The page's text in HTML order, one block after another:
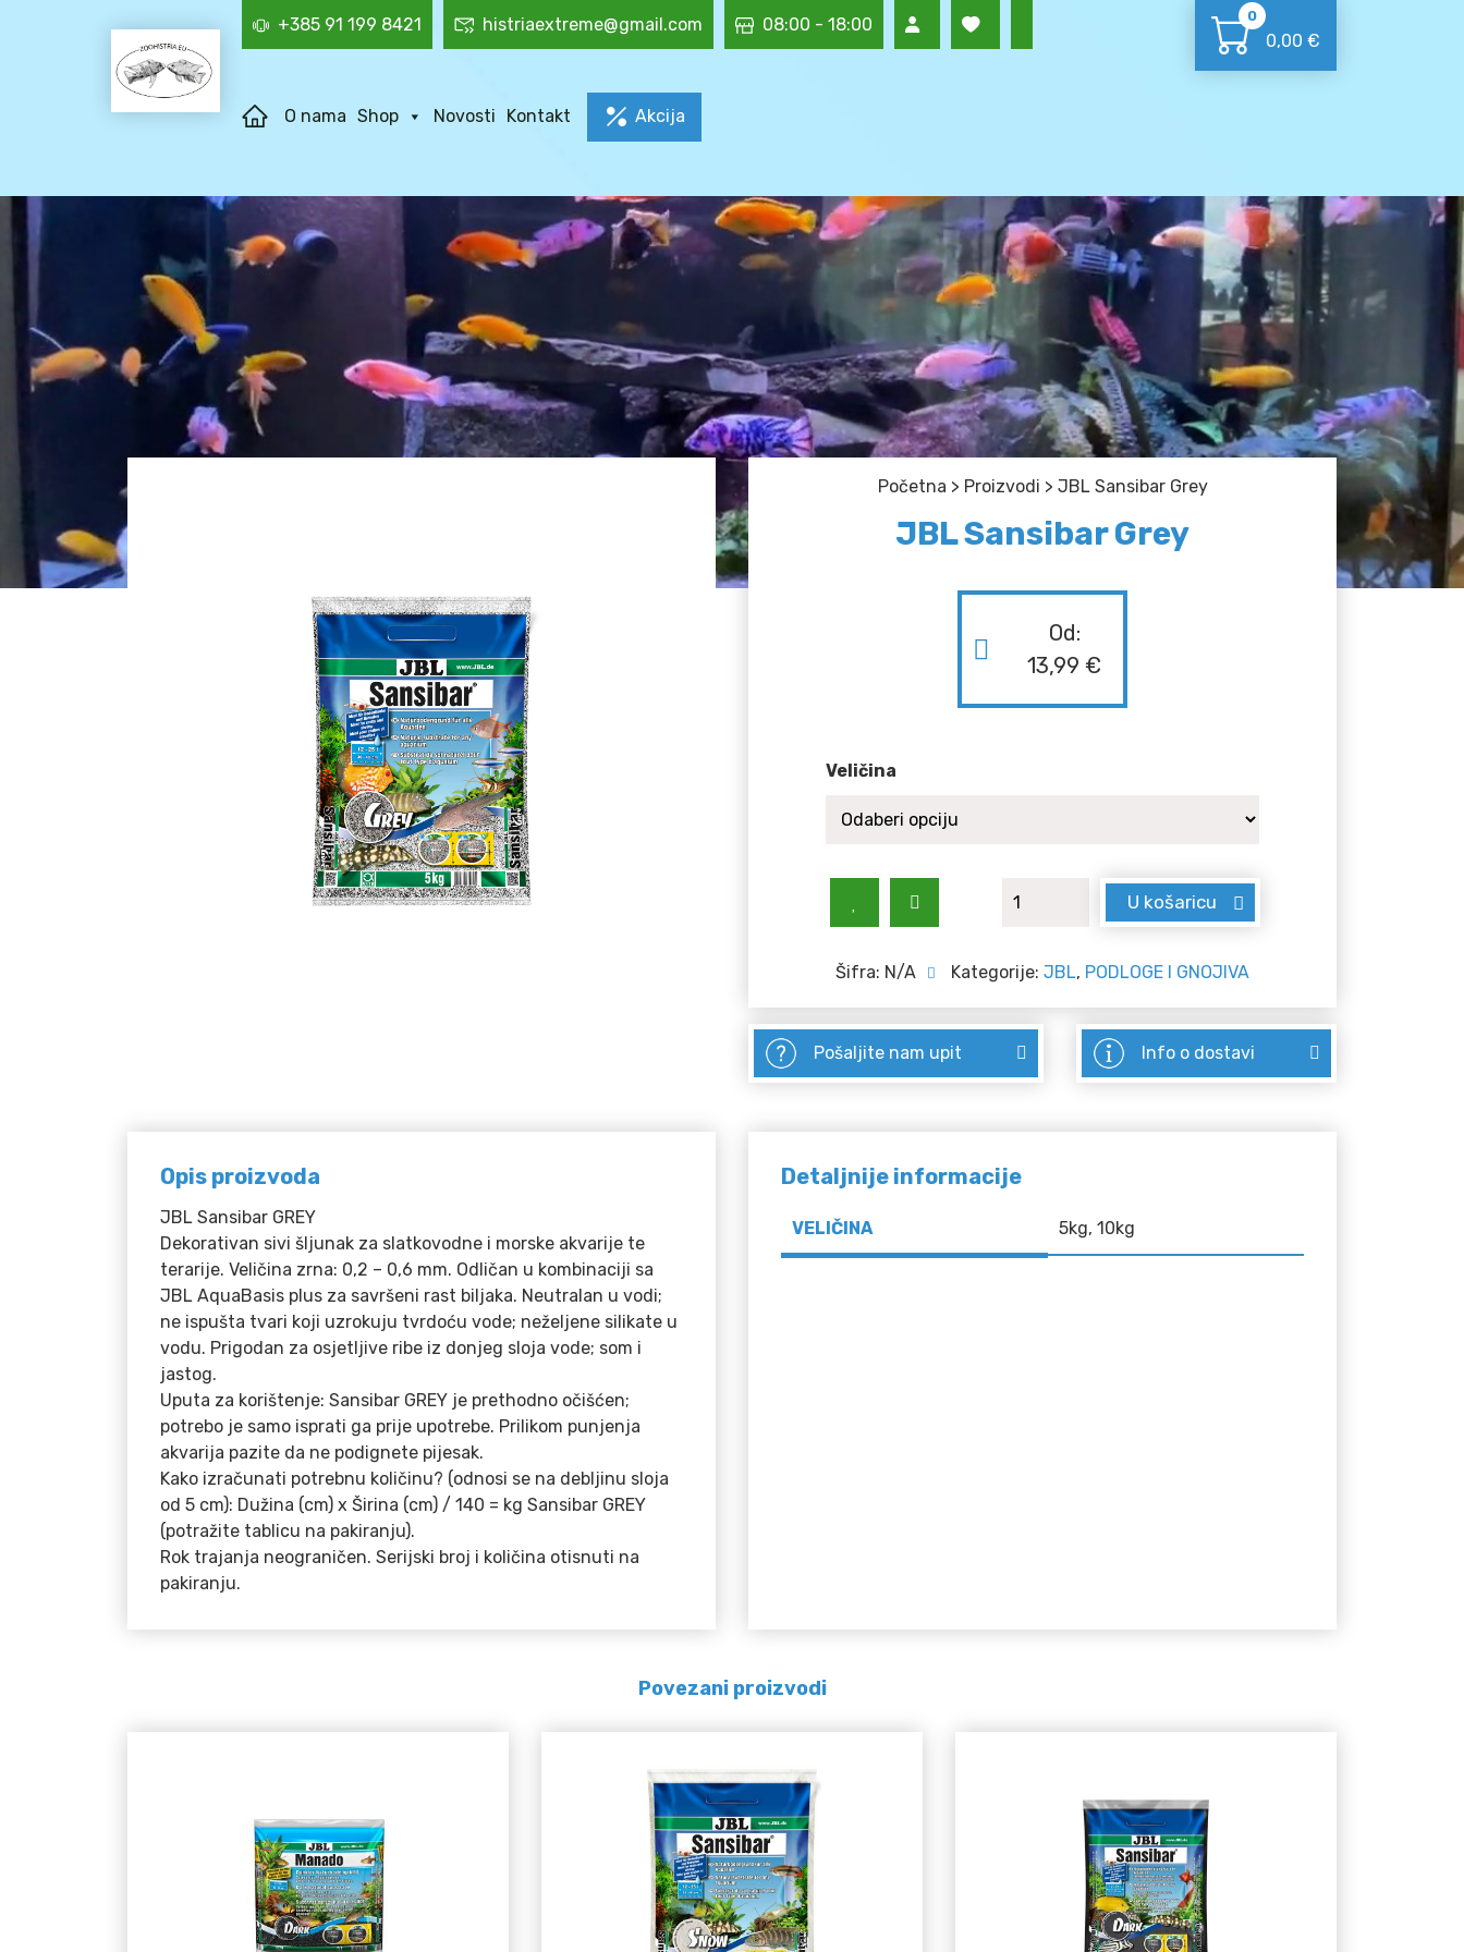
+385 91 199 8421 histriaextreme@gmail.com 08:00 - 18:00 0
0,00 €
O nama Shop Novosti Kontakt Akcija
Početna > Proizvodi > JBL Sansibar Grey
JBL Sansibar Grey
Od:
13,99 €
Veličina
JBL Sansibar Grey količina
U košaricu
Šifra: N/A Kategorije: JBL, PODLOGE I GNOJIVA
Pošaljite nam upit Info o dostavi
Opis proizvoda
JBL Sansibar GREY
Dekorativan sivi šljunak za slatkovodne i morske akvarije te
terarije. Veličina zrna: 0,2 – 0,6 mm. Odličan u kombinaciji sa
JBL AquaBasis plus za savršeni rast biljaka. Neutralan u vodi;
ne ispušta tvari koji uzrokuju tvrdoću vode; neželjene silikate u
vodu. Prigodan za osjetljive ribe iz donjeg sloja vode; som i
jastog.
Uputa za korištenje: Sansibar GREY je prethodno očišćen;
potrebo je samo isprati ga prije upotrebe. Prilikom punjenja
akvarija pazite da ne podignete pijesak.
Kako izračunati potrebnu količinu? (odnosi se na debljinu sloja
od 5 cm): Dužina (cm) x Širina (cm) / 140 = kg Sansibar GREY
(potražite tablicu na pakiranju).
Rok trajanja neograničen. Serijski broj i količina otisnuti na
pakiranju.
Detaljnije informacije
VELIČINA 5kg, 10kg
Povezani proizvodi